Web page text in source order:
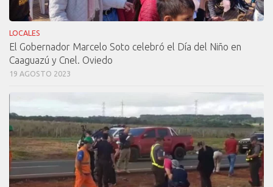
LOCALES
El Gobernador Marcelo Soto celebró el Día del Niño en
Caaguazú y Cnel. Oviedo
19 AGOSTO 2023